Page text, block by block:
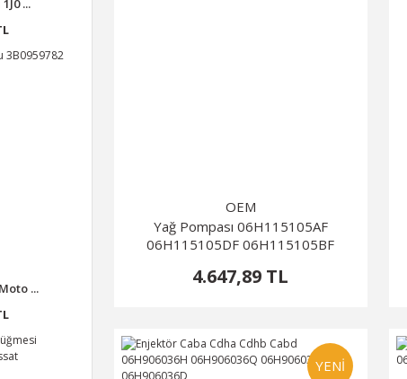
...
...
OEM
Yağ Pompası 06H115105AF
06H115105DF 06H115105BF
4.647,89 TL
YENİ